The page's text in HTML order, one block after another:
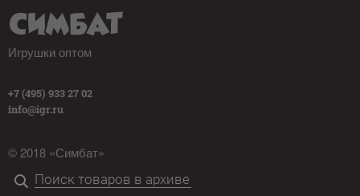
Игрушки оптом
+7 (495) 933 27 02
info@igr.ru
© 2018 «Симбат»